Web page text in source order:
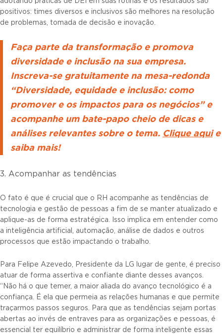
positivos: times diversos e inclusivos são melhores na resolução
de problemas, tomada de decisão e inovação.
Faça parte da transformação e promova
diversidade e inclusão na sua empresa.
Inscreva-se gratuitamente na mesa-redonda
“Diversidade, equidade e inclusão: como
promover e os impactos para os negócios” e
acompanhe um bate-papo cheio de dicas e
análises relevantes sobre o tema. Clique aquie
saiba mais!
3. Acompanhar as tendências
O fato é que é crucial que o RH acompanhe as tendências de
tecnologia e gestão de pessoas a fim de se manter atualizado e
aplique-as de forma estratégica. Isso implica em entender como
a inteligência artificial, automação, análise de dados e outros
processos que estão impactando o trabalho.
Para Felipe Azevedo, Presidente da LG lugar de gente, é preciso
atuar de forma assertiva e confiante diante desses avanços.
“Não há o que temer, a maior aliada do avanço tecnológico é a
confiança. É ela que permeia as relações humanas e que permite
traçarmos passos seguros. Para que as tendências sejam portas
abertas ao invés de entraves para as organizações e pessoas, é
essencial ter equilíbrio e administrar de forma inteligente essas